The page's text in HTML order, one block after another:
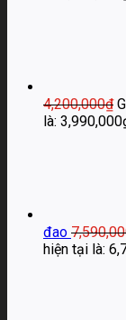
4,200,000₫
là:
đao
hiện tại là: